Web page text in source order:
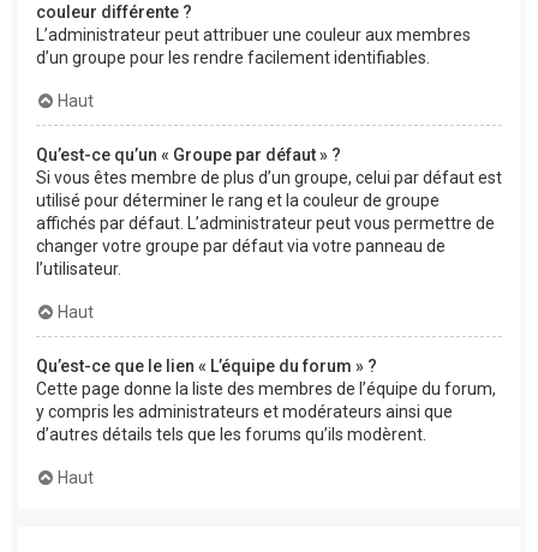
couleur différente ?
L’administrateur peut attribuer une couleur aux membres
d’un groupe pour les rendre facilement identifiables.
Haut
Qu’est-ce qu’un « Groupe par défaut » ?
Si vous êtes membre de plus d’un groupe, celui par défaut est
utilisé pour déterminer le rang et la couleur de groupe
affichés par défaut. L’administrateur peut vous permettre de
changer votre groupe par défaut via votre panneau de
l’utilisateur.
Haut
Qu’est-ce que le lien « L’équipe du forum » ?
Cette page donne la liste des membres de l’équipe du forum,
y compris les administrateurs et modérateurs ainsi que
d’autres détails tels que les forums qu’ils modèrent.
Haut